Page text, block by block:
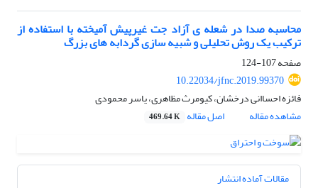
محاسبه صدا در شعله ی آزاد جت غیرپیش آمیخته با استفاده از
ترکیب یک روش تحلیلی و شبیه سازی گردابه های بزرگ
صفحه107-124
10.22034/jfnc.2019.99370
فائزه احساانی درخشان، کیومرث مظاهری، یاسر محمودی
مشاهده مقاله
اصل مقاله 469.64 K
مقالات آماده انتشار